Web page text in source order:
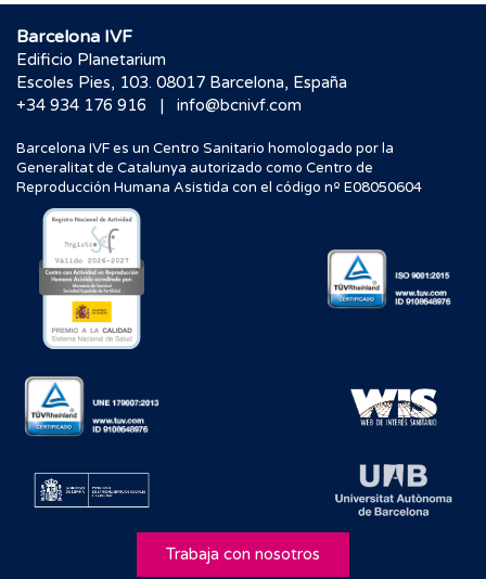
Barcelona IVF
Edificio Planetarium
Escoles Pies, 103. 08017 Barcelona, España
+34 934 176 916
| info@bcnivf.com
Barcelona IVF es un Centro Sanitario homologado por la
Generalitat de Catalunya autorizado como Centro de
Reproducción Humana Asistida con el código nº E08050604
Trabaja con nosotros